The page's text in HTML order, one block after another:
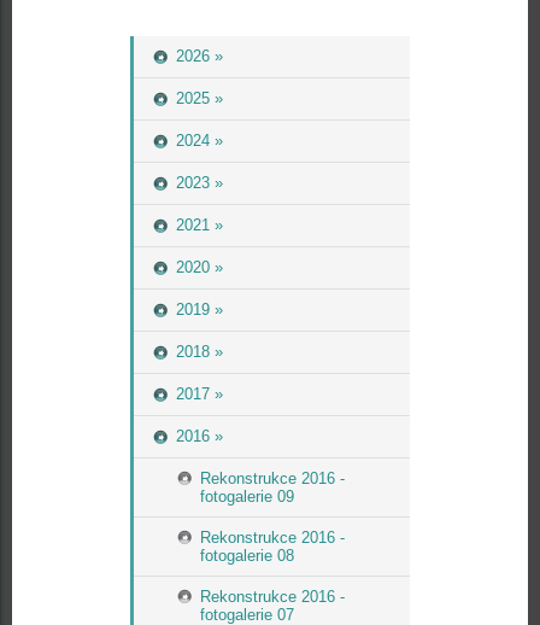
2026 »
2025 »
2024 »
2023 »
2021 »
2020 »
2019 »
2018 »
2017 »
2016 »
Rekonstrukce 2016 -
fotogalerie 09
Rekonstrukce 2016 -
fotogalerie 08
Rekonstrukce 2016 -
fotogalerie 07